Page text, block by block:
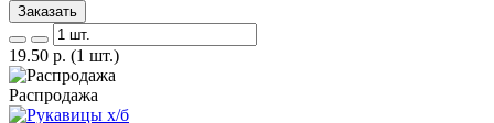
Заказать
19.50 р. (1 шт.)
Распродажа